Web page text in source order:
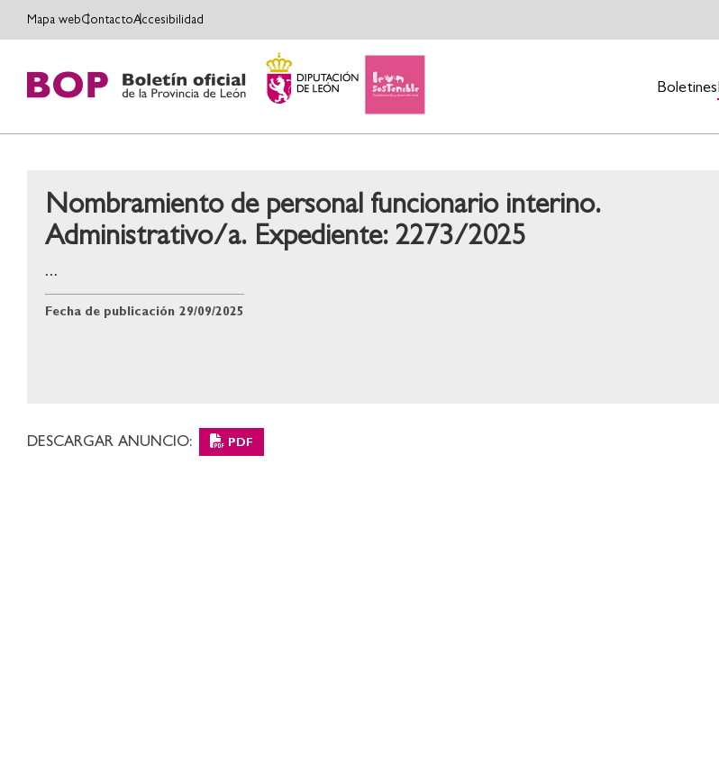
Mapa webContactoAccesibilidad
Boletines
Nombramiento de personal funcionario interino.
Administrativo/a. Expediente: 2273/2025
...
Fecha de publicación 29/09/2025
DESCARGAR ANUNCIO: PDF